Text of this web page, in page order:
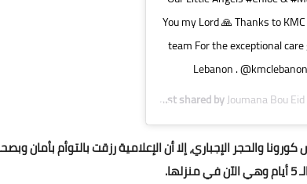
You my Lord 🙏 Thanks to
team For the exceptional
Lebanon .
A post shared by
Joumana Bou Eid
والحجر الإجباري، إلا أن الإعلامية رزقت بالتوأم بأمان